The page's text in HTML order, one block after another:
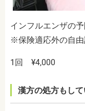
インフルエンザの
※保険適応外の自由
1回 ¥4,000
漢方の処方もし